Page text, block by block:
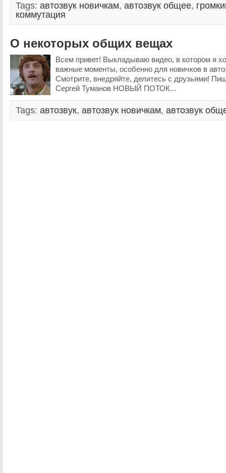
Tags: автозвук новичкам, автозвук общее,
коммутация
О некоторых общих вещах
Всем привет! Выкладываю видео, в котором я
важные моменты, особенно для новичков в
Смотрите, внедряйте, делитесь с друзьями!
Сергей Туманов НОВЫЙ ПОТОК...
Tags: автозвук, автозвук новичкам, автозвук